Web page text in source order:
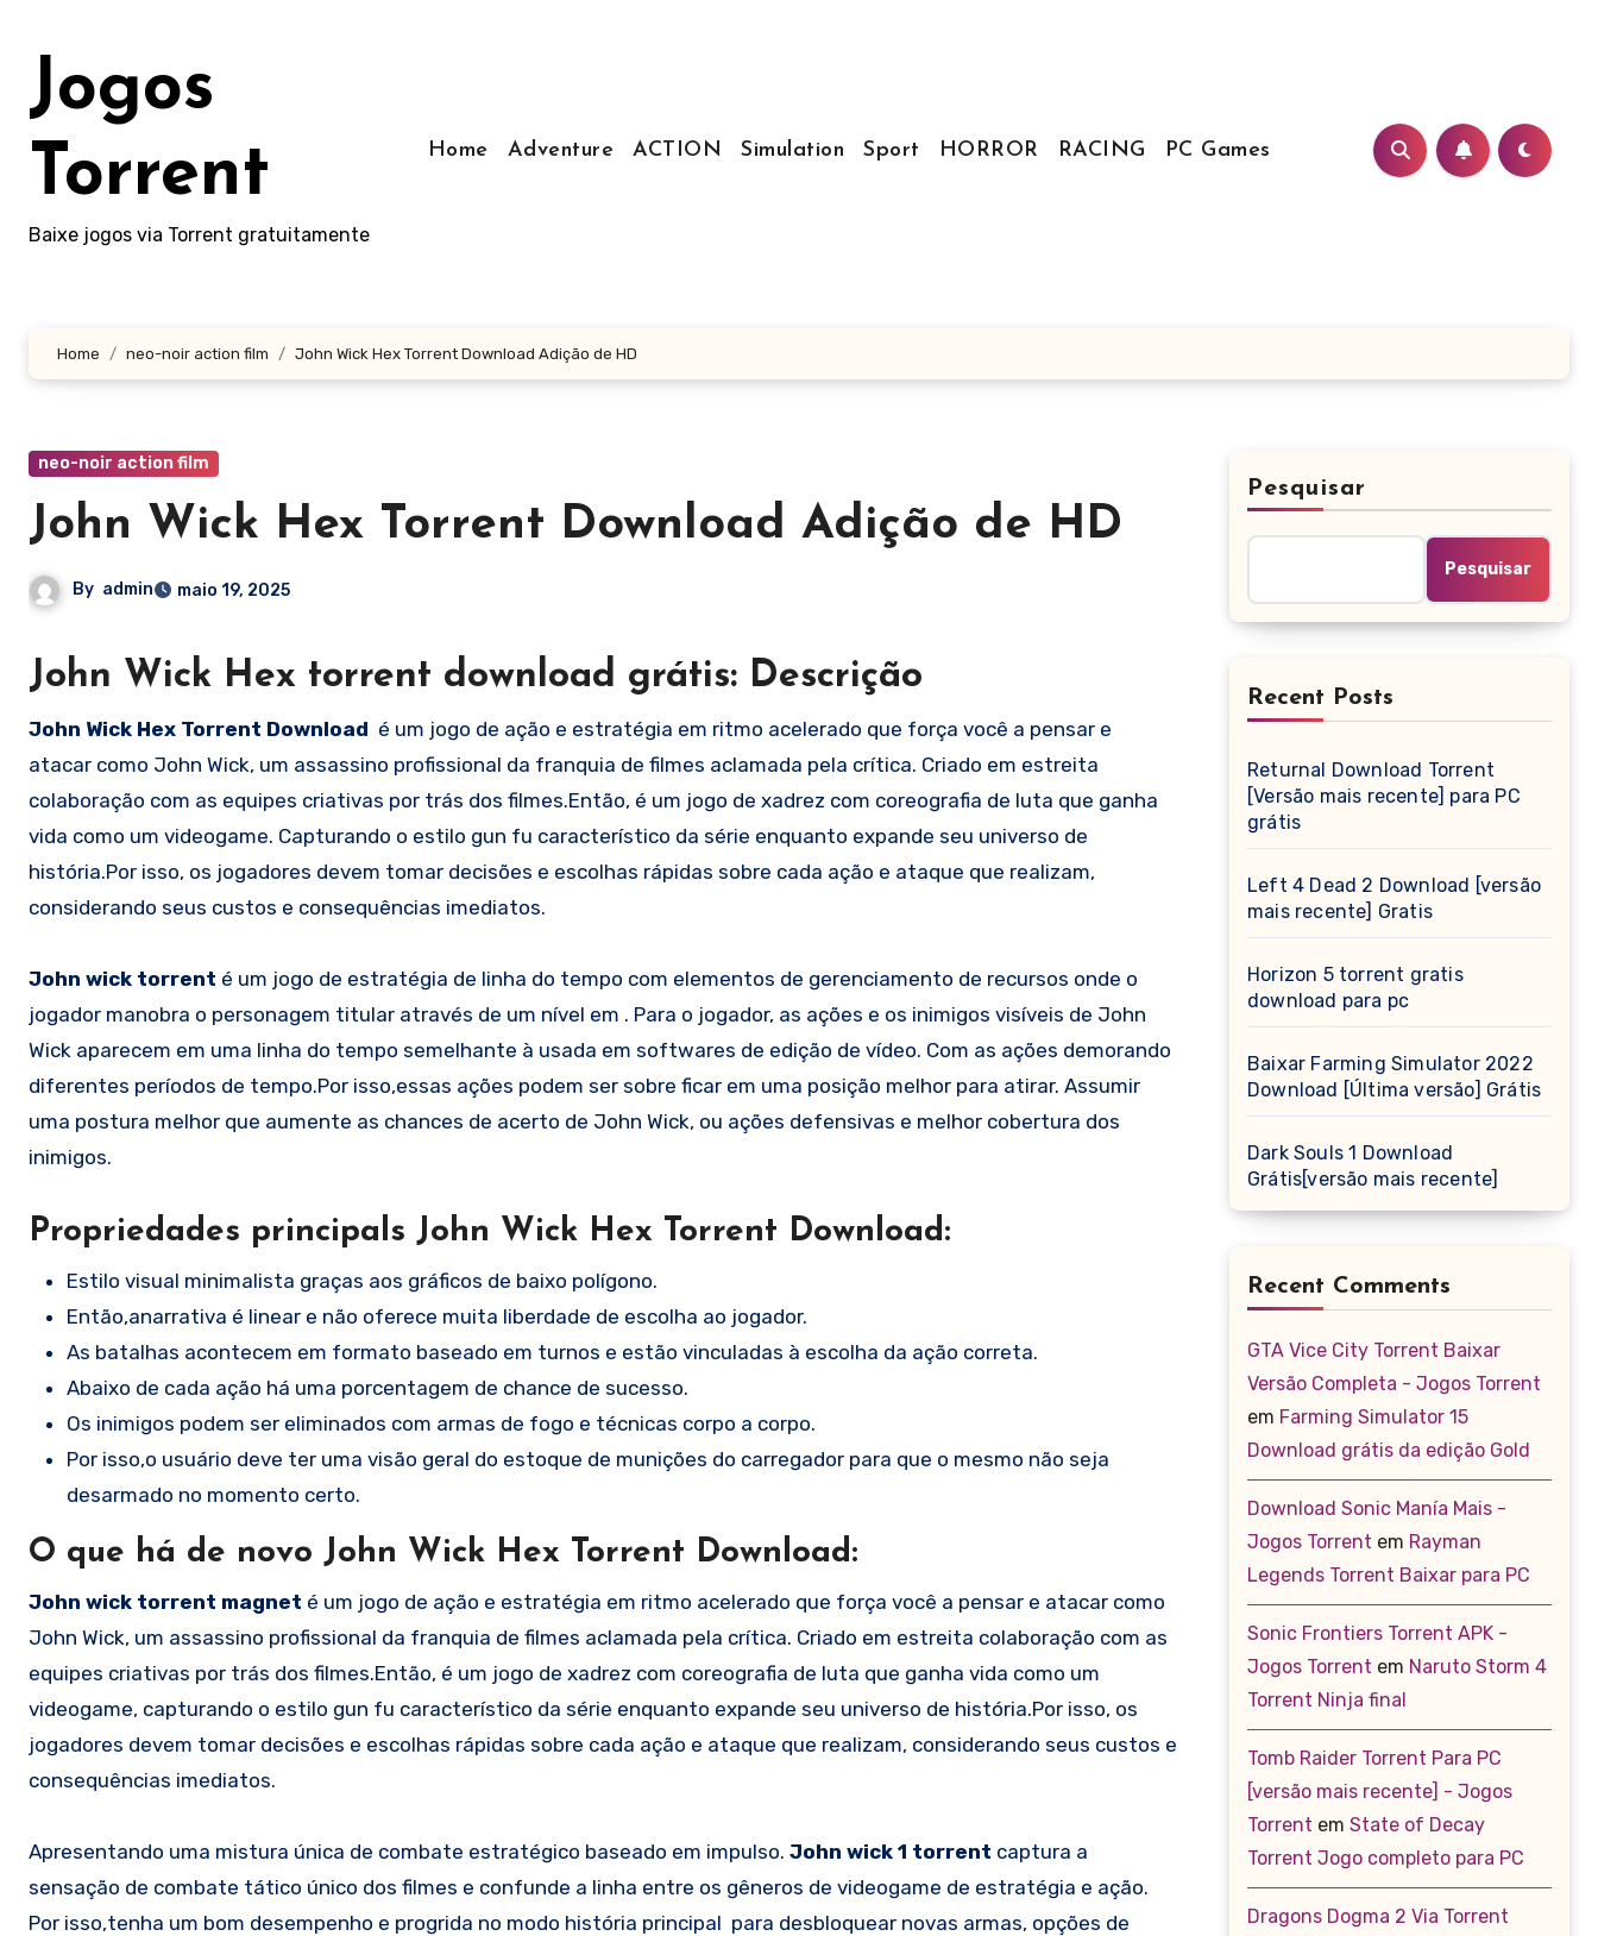
content
Jogos
Torrent
Baixe jogos via Torrent gratuitamente
Home Adventure ACTION Simulation Sport HORROR RACING PC Games
Home neo-noir action film John Wick Hex Torrent Download Adição de HD
neo-noir action film
John Wick Hex Torrent Download Adição de HD
By admin maio 19, 2025
John Wick Hex torrent download grátis: Descrição
John Wick Hex Torrent Download é um jogo de ação e estratégia em ritmo acelerado que força você a pensar e
atacar como John Wick, um assassino profissional da franquia de filmes aclamada pela crítica. Criado em estreita
colaboração com as equipes criativas por trás dos filmes.Então, é um jogo de xadrez com coreografia de luta que ganha
vida como um videogame. Capturando o estilo gun fu característico da série enquanto expande seu universo de
história.Por isso, os jogadores devem tomar decisões e escolhas rápidas sobre cada ação e ataque que realizam,
considerando seus custos e consequências imediatos.
John wick torrent é um jogo de estratégia de linha do tempo com elementos de gerenciamento de recursos onde o
jogador manobra o personagem titular através de um nível em . Para o jogador, as ações e os inimigos visíveis de John
Wick aparecem em uma linha do tempo semelhante à usada em softwares de edição de vídeo. Com as ações demorando
diferentes períodos de tempo.Por isso,essas ações podem ser sobre ficar em uma posição melhor para atirar. Assumir
uma postura melhor que aumente as chances de acerto de John Wick, ou ações defensivas e melhor cobertura dos
inimigos.
Propriedades principals John Wick Hex Torrent Download:
Estilo visual minimalista graças aos gráficos de baixo polígono.
Então,anarrativa é linear e não oferece muita liberdade de escolha ao jogador.
As batalhas acontecem em formato baseado em turnos e estão vinculadas à escolha da ação correta.
Abaixo de cada ação há uma porcentagem de chance de sucesso.
Os inimigos podem ser eliminados com armas de fogo e técnicas corpo a corpo.
Por isso,o usuário deve ter uma visão geral do estoque de munições do carregador para que o mesmo não seja
desarmado no momento certo.
O que há de novo John Wick Hex Torrent Download:
John wick torrent magnet é um jogo de ação e estratégia em ritmo acelerado que força você a pensar e atacar como
John Wick, um assassino profissional da franquia de filmes aclamada pela crítica. Criado em estreita colaboração com as
equipes criativas por trás dos filmes.Então, é um jogo de xadrez com coreografia de luta que ganha vida como um
videogame, capturando o estilo gun fu característico da série enquanto expande seu universo de história.Por isso, os
jogadores devem tomar decisões e escolhas rápidas sobre cada ação e ataque que realizam, considerando seus custos e
consequências imediatos.
Apresentando uma mistura única de combate estratégico baseado em impulso. John wick 1 torrent captura a
sensação de combate tático único dos filmes e confunde a linha entre os gêneros de videogame de estratégia e ação.
Por isso,tenha um bom desempenho e progrida no modo história principal para desbloquear novas armas, opções de
Pesquisar
Pesquisar
Recent Posts
Returnal Download Torrent
[Versão mais recente] para PC
grátis
Left 4 Dead 2 Download [versão
mais recente] Gratis
Horizon 5 torrent gratis
download para pc
Baixar Farming Simulator 2022
Download [Última versão] Grátis
Dark Souls 1 Download
Grátis[versão mais recente]
Recent Comments
GTA Vice City Torrent Baixar
Versão Completa - Jogos Torrent
em Farming Simulator 15
Download grátis da edição Gold
Download Sonic Manía Mais -
Jogos Torrent em Rayman
Legends Torrent Baixar para PC
Sonic Frontiers Torrent APK -
Jogos Torrent em Naruto Storm 4
Torrent Ninja final
Tomb Raider Torrent Para PC
[versão mais recente] - Jogos
Torrent em State of Decay
Torrent Jogo completo para PC
Dragons Dogma 2 Via Torrent